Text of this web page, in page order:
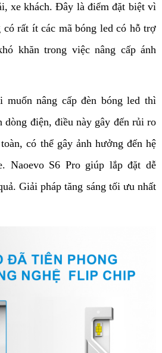
xe khách. Đây là điểm đặt biệt vì
rất ít các mã bóng led có hỗ trợ
khăn trong việc nâng cấp ánh
muốn nâng cấp đèn bóng led thì
dòng điện, điều này gây đến rủi ro
có thể gây ảnh hưởng đến hệ
Naoevo S6 Pro giúp lắp đặt dễ
Giải pháp tăng sáng tối ưu nhất